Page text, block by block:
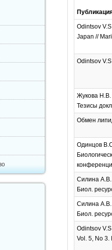
Odintsov
Japan //
Odintsov
Жукова Н.В.
Тезисы
Обмен
Одинцов
Силина А.В.
Биол.
Силина
Биол.
Odintsov
Vol. 5, No 3.